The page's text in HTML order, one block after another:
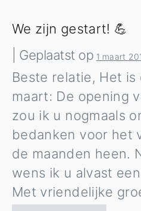
Windows
We zijn gestart! 💪
Geplaatst op 1 maart
Beste relatie, Het is
maart: De opening
zou ik u nogmaals
bedanken voor het
de maanden heen.
wens ik u alvast
Met vriendelijke